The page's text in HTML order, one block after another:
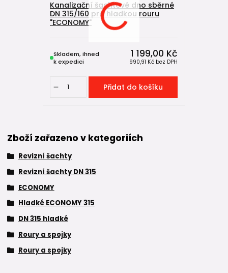
Kanalizační šachtové dno sběrné
DN 315/160 pro hladkou rouru
"ECONOMY"
1 199,00 Kč
990,91 Kč bez DPH
Skladem, ihned
k expedici
Přidat do košíku
Zboží zařazeno v kategoriích
Revizní šachty
Revizní šachty DN 315
ECONOMY
Hladké ECONOMY 315
DN 315 hladké
Roury a spojky
Roury a spojky